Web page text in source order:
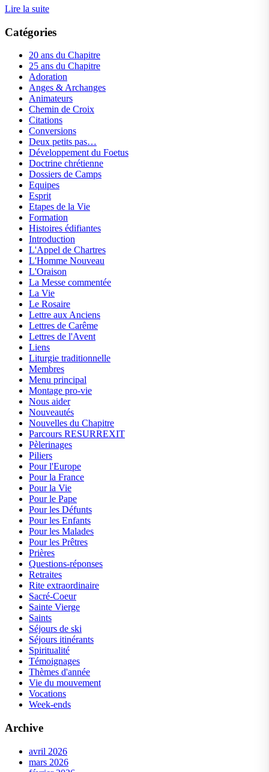
Lire la suite
Catégories
20 ans du Chapitre
25 ans du Chapitre
Adoration
Anges & Archanges
Animateurs
Chemin de Croix
Citations
Conversions
Deux petits pas…
Développement du Foetus
Doctrine chrétienne
Dossiers de Camps
Equipes
Esprit
Etapes de la Vie
Formation
Histoires édifiantes
Introduction
L'Appel de Chartres
L'Homme Nouveau
L'Oraison
La Messe commentée
La Vie
Le Rosaire
Lettre aux Anciens
Lettres de Carême
Lettres de l'Avent
Liens
Liturgie traditionnelle
Membres
Menu principal
Montage pro-vie
Nous aider
Nouveautés
Nouvelles du Chapitre
Parcours RESURREXIT
Pèlerinages
Piliers
Pour l'Europe
Pour la France
Pour la Vie
Pour le Pape
Pour les Défunts
Pour les Enfants
Pour les Malades
Pour les Prêtres
Prières
Questions-réponses
Retraites
Rite extraordinaire
Sacré-Coeur
Sainte Vierge
Saints
Séjours de ski
Séjours itinérants
Spiritualité
Témoignages
Thèmes d'année
Vie du mouvement
Vocations
Week-ends
Archive
avril 2026
mars 2026